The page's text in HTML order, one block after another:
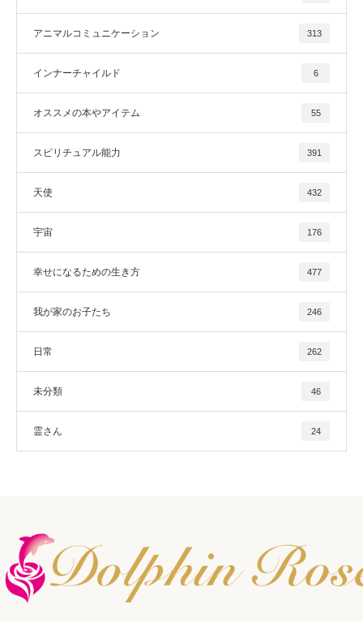
アニマルコミュニケーション 313
インナーチャイルド 6
オススメの本やアイテム 55
スピリチュアル能力 391
天使 432
宇宙 176
幸せになるための生き方 477
我が家のお子たち 246
日常 262
未分類 46
霊さん 24